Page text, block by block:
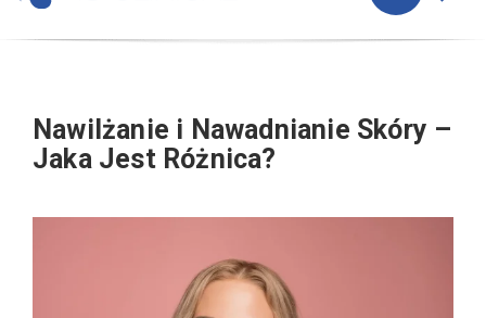
Nawilżanie i Nawadnianie Skóry –
Jaka Jest Różnica?